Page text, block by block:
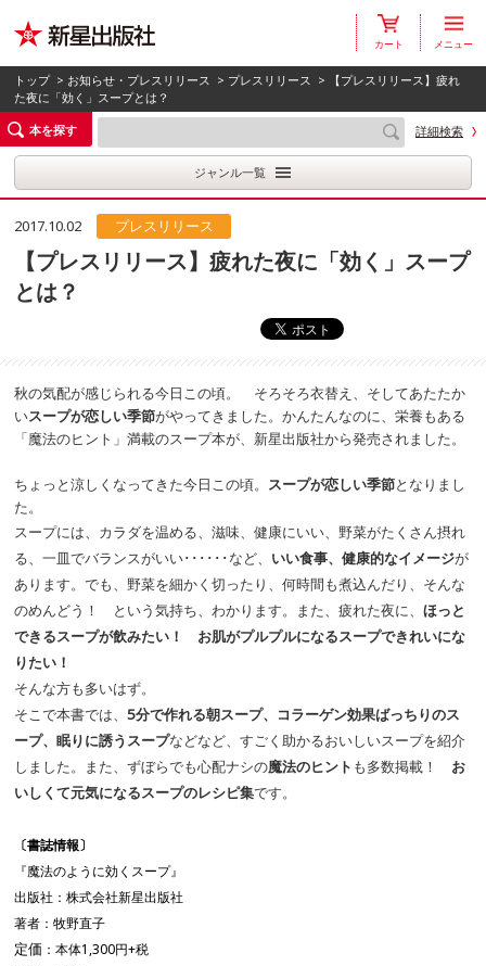
カート メニュー
トップ> お知らせ・プレスリリース > プレスリリース > 【プレスリリース】疲れ
た夜に「効く」スープとは？
本を探す
詳細検索
ジャンル一覧
2017.10.02 プレスリリース
【プレスリリース】疲れた夜に「効く」スープ
とは？
秋の気配が感じられる今日この頃。 そろそろ衣替え、そしてあたたか
いスープが恋しい季節がやってきました。かんたんなのに、栄養もある
「魔法のヒント」満載のスープ本が、新星出版社から発売されました。
ちょっと涼しくなってきた今日この頃。 スープが恋しい季節となりまし
た。
スープには、カラダを温める、滋味、健康にいい、野菜がたくさん摂れ
る、一皿でバランスがいい･･････など、 いい食事、健康的なイメージが
あります。でも、野菜を細かく切ったり、何時間も煮込んだり、そんな
のめんどう！ という気持ち、わかります。また、疲れた夜に、ほっと
できるスープが飲みたい！ お肌がプルプルになるスープできれいにな
りたい！
そんな方も多いはず。
そこで本書では、5分で作れる朝スープ、コラーゲン効果ばっちりのス
ープ、眠りに誘うスープなどなど、すごく助かるおいしいスープを紹介
しました。また、ずぼらでも心配ナシの魔法のヒント も多数掲載！ お
いしくて元気になるスープのレシピ集です。
〔書誌情報〕
『魔法のように効くスープ』
出版社：株式会社新星出版社
著者：牧野直子
定価 ：本体1,300円+税